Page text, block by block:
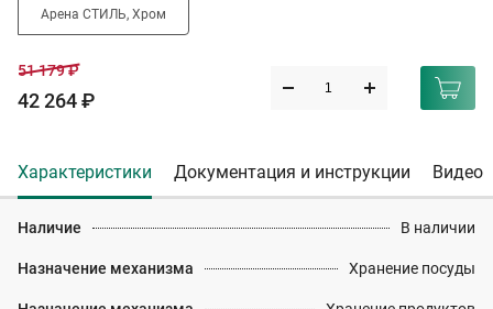
Арена СТИЛЬ, Хром
51 179 ₽
42 264 ₽
Характеристики Документация и инструкции Видео
Наличие В наличии
Назначение механизма Хранение посуды